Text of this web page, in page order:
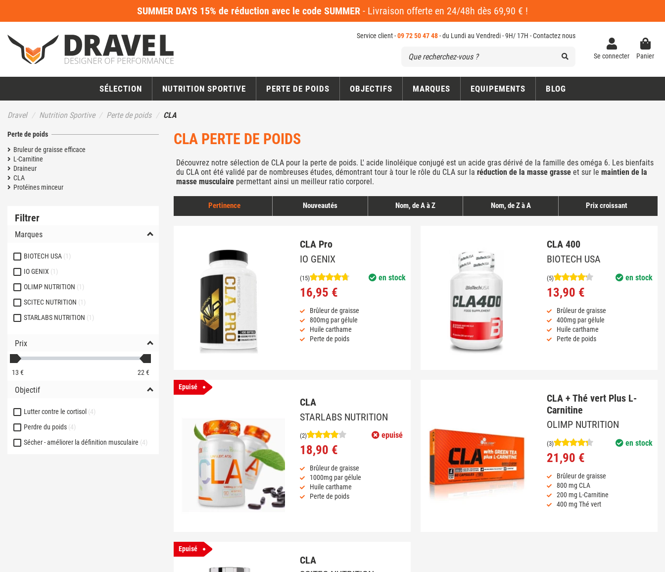
SUMMER DAYS 15% de réduction avec le code SUMMER - Livraison offerte en 24/48h dès 69,90 € !
Service client -09 72 50 47 48- du Lundi au Vendredi - 9H/ 17H -Contactez nous
Se connecter Panier
SÉLECTION NUTRITION SPORTIVE PERTE DE POIDS OBJECTIFS MARQUES EQUIPEMENTS BLOG
Dravel Nutrition Sportive Perte de poids CLA
CLA PERTE DE POIDS
Découvrez notre sélection de CLA pour la perte de poids. L' acide linoléique conjugé est un acide gras dérivé de la famille des oméga 6. Les bienfaits
du CLA ont été validé par de nombreuses études, démontrant tour à tour le rôle du CLA sur la réduction de la masse grasse et sur le maintien de la
masse musculaire permettant ainsi un meilleur ratio corporel.
Pertinence Nouveautés Nom, de A à Z Nom, de Z à A Prix croissant
CLA Pro
IO GENIX
en stock
(15)
16,95 €
Brûleur de graisse
800mg par gélule
Huile carthame
Perte de poids
CLA 400
BIOTECH USA
en stock
(5)
13,90 €
Brûleur de graisse
400mg par gélule
Huile carthame
Perte de poids
Epuisé
CLA
STARLABS NUTRITION
epuisé
(2)
18,90 €
Brûleur de graisse
1000mg par gélule
Huile carthame
Perte de poids
CLA + Thé vert Plus L-
Carnitine
OLIMP NUTRITION
en stock
(3)
21,90 €
Brûleur de graisse
800 mg CLA
200 mg L-Carnitine
400 mg Thé vert
Epuisé
CLA
Perte de poids
Bruleur de graisse efficace
L-Carnitine
Draineur
CLA
Protéines minceur
Filtrer
Marques
BIOTECH USA 1
IO GENIX 1
OLIMP NUTRITION 1
SCITEC NUTRITION 1
STARLABS NUTRITION 1
Prix
13 € 22 €
Objectif
Lutter contre le cortisol 4
Perdre du poids 4
Sécher - améliorer la définition musculaire 4